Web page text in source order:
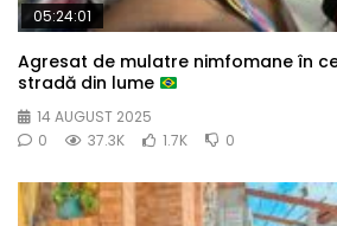
05:24:01
Agresat de mulatre nimfomane în
stradă din lume
14 AUGUST 2025
0
37.3K 1.7K 0